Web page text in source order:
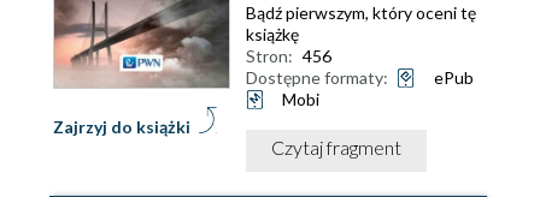
Zajrzyj do książki
Bądź pierwszym, który oceni tę
książkę
Stron: 456
Dostępne formaty:
ePub
Mobi
Czytaj fragment